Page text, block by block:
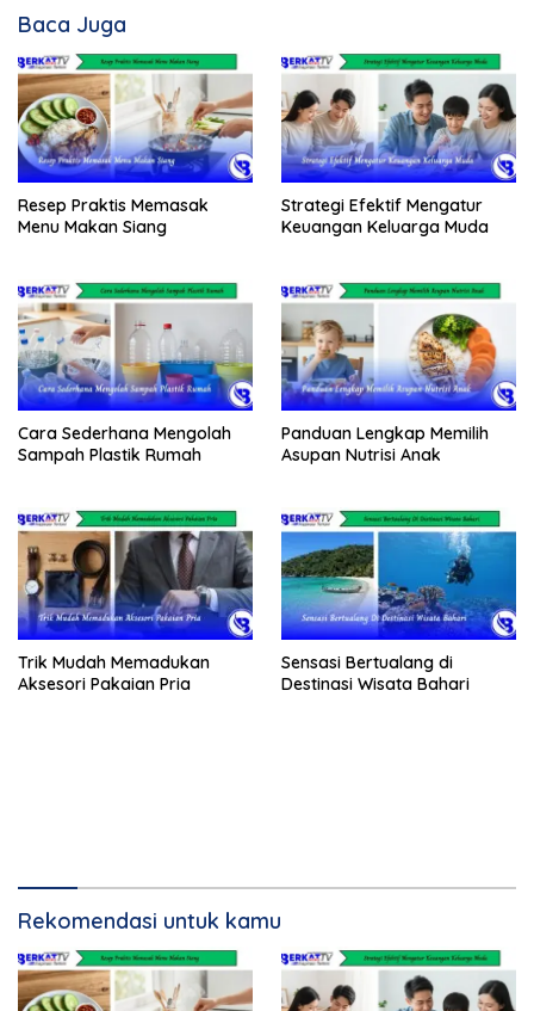
Baca Juga
Resep Praktis Memasak
Menu Makan Siang
Strategi Efektif Mengatur
Keuangan Keluarga Muda
Cara Sederhana Mengolah
Sampah Plastik Rumah
Panduan Lengkap Memilih
Asupan Nutrisi Anak
Trik Mudah Memadukan
Aksesori Pakaian Pria
Sensasi Bertualang di
Destinasi Wisata Bahari
Rekomendasi untuk kamu